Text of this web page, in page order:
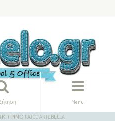
Menu
130CC ARTEBELLA